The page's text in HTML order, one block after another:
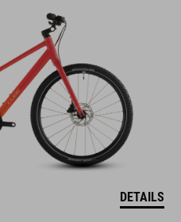
DETAILS